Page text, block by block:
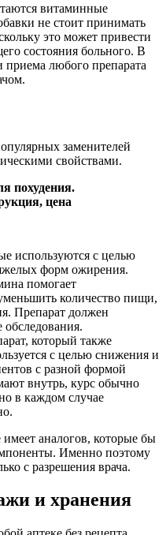
витаминные
не стоит принимать
это может привести
состояния больного. В
любого препарата
заменителей
свойствами.
используются с целью
форм ожирения.
помогает
количество пищи,
Препарат должен
обследования.
который также
с целью снижения и
с разной формой
внутрь, курс обычно
в каждом случае
аналогов, которые бы
Именно поэтому
с разрешения врача.
и хранения